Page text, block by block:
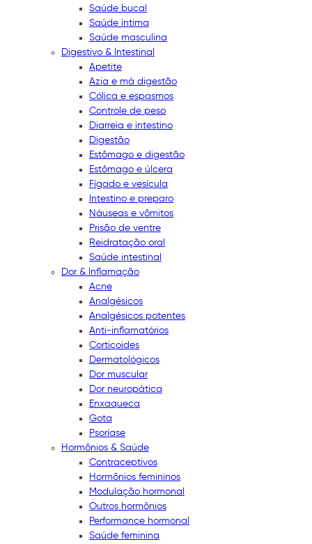
Saúde bucal
Saúde íntima
Saúde masculina
Digestivo & Intestinal
Apetite
Azia e má digestão
Cólica e espasmos
Controle de peso
Diarreia e intestino
Digestão
Estômago e digestão
Estômago e úlcera
Fígado e vesícula
Intestino e preparo
Náuseas e vômitos
Prisão de ventre
Reidratação oral
Saúde intestinal
Dor & Inflamação
Acne
Analgésicos
Analgésicos potentes
Anti-inflamatórios
Corticoides
Dermatológicos
Dor muscular
Dor neuropática
Enxaqueca
Gota
Psoríase
Hormônios & Saúde
Contraceptivos
Hormônios femininos
Modulação hormonal
Outros hormônios
Performance hormonal
Saúde feminina